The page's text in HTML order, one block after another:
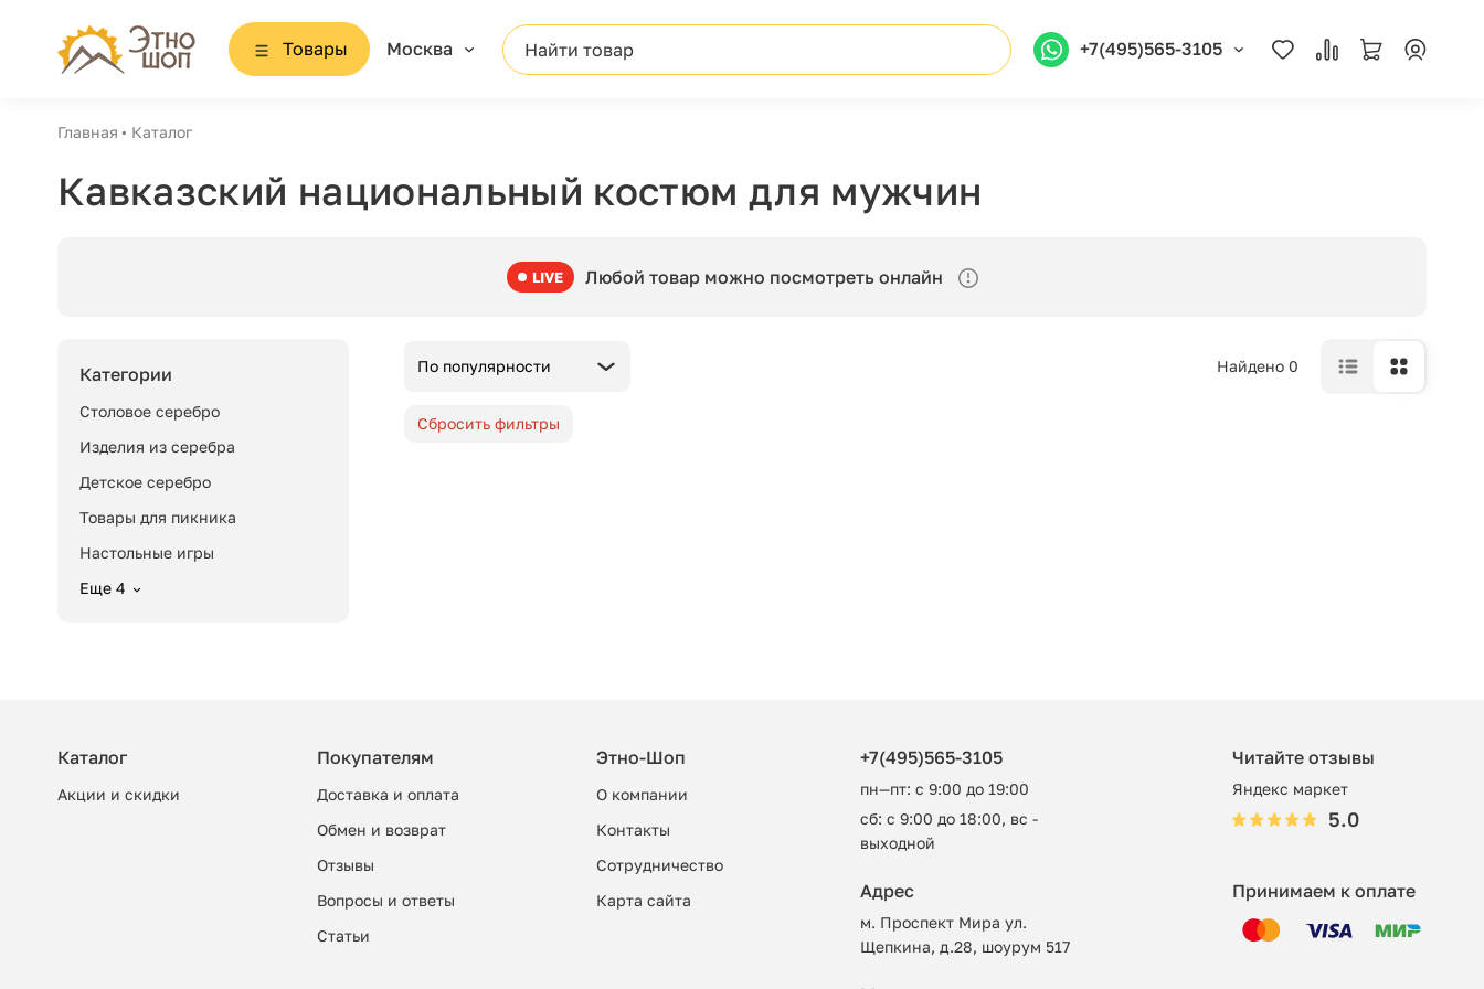
Товары Москва Найти товар +7(495)565-3105
Главная Каталог
Кавказский национальный костюм для мужчин
LIVE Любой товар можно посмотреть онлайн
Категории
Столовое серебро
Изделия из серебра
Детское серебро
Товары для пикника
Настольные игры
Еще 4
По популярности Найдено 0
Сбросить фильтры
Каталог
Акции и скидки
Покупателям
Доставка и оплата
Обмен и возврат
Отзывы
Вопросы и ответы
Cтатьи
Этно-Шоп
О компании
Контакты
Сотрудничество
Карта сайта
+7(495)565-3105
пн—пт: с 9:00 до 19:00
сб: с 9:00 до 18:00, вс -
выходной
Читайте отзывы
Яндекс маркет
5.0
Адрес
м. Проспект Мира ул.
Щепкина, д.28, шоурум 517
Принимаем к оплате